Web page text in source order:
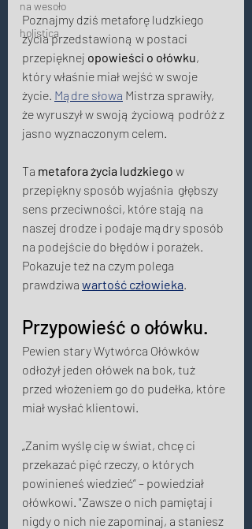
na wesoło
holistica
Poznajmy dziś metaforę ludzkiego
życia przedstawioną w postaci
przepięknej opowieści o ołówku,
który właśnie miał wejść w swoje
życie. Mądre słowa Mistrza sprawiły,
że wyruszył w swoją życiową podróż z
jasno wyznaczonym celem.
Ta metafora życia ludzkiego w
przepiękny sposób wyjaśnia  głębszy
sens przeciwności, które stają na
naszej drodze i podaje mądry sposób
na podejście do błędów i porażek.
Pokazuje też na czym polega
prawdziwa wartość człowieka
Przypowieść o ołówku.
Pewien stary Wytwórca Ołówków
odłożył jeden ołówek na bok, tuż
przed włożeniem go do pudełka, które
miał wysłać klientowi.
„Zanim wyślę cię w świat, chcę ci
przekazać pięć rzeczy, o których
powinieneś wiedzieć” – powiedział
ołówkowi. "Zawsze o nich pamiętaj i
nigdy o nich nie zapominaj, a staniesz